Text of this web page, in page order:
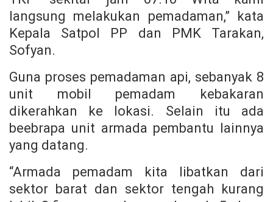
langsung melakukan pemadaman,” kata
Kepala Satpol PP dan PMK Tarakan,
Sofyan.
Guna proses pemadaman api, sebanyak 8
unit mobil pemadam kebakaran
dikerahkan ke lokasi. Selain itu ada
beebrapa unit armada pembantu lainnya
yang datang.
“Armada pemadam kita libatkan dari
sektor barat dan sektor tengah kurang